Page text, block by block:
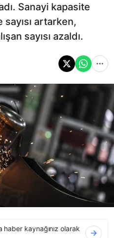
Sanayi kapasite
artarken,
sayısı azaldı.
haber kaynağınız olarak